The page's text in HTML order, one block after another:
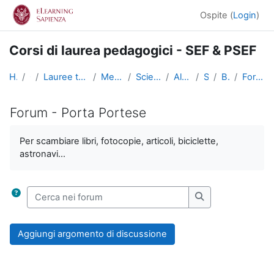
Vai al contenuto principale
Ospite (Login)
Corsi di laurea pedagogici - SEF & PSEF
Home Corsi Lauree triennali, magistrali, a ciclo unico Medicina e Psicologia Scienze dell'Educazione Altri insegnamenti SciEdu2 Benvenuti! Forum - Porta Portese
Forum - Porta Portese
Per scambiare libri, fotocopie, articoli, biciclette,
astronavi...
Cerca nei forum
Cerca nei forum
Aggiungi argomento di discussione